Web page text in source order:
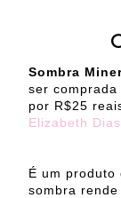
Sombra
ser
por R$25
Elizabeth Dias
É um produto
sombra